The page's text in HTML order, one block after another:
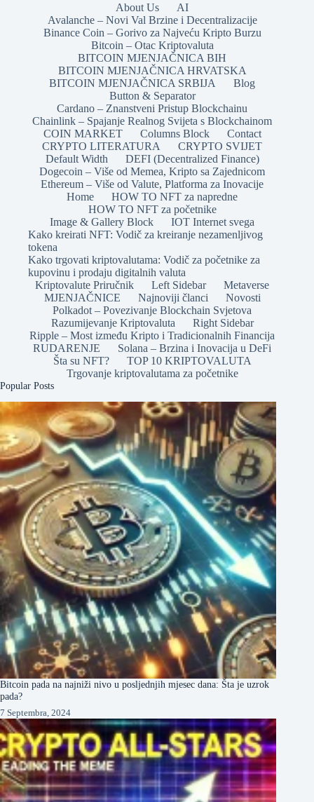
About Us
AI
Avalanche – Novi Val Brzine i Decentralizacije
Binance Coin – Gorivo za Najveću Kripto Burzu
Bitcoin – Otac Kriptovaluta
BITCOIN MJENJAČNICA BIH
BITCOIN MJENJAČNICA HRVATSKA
BITCOIN MJENJAČNICA SRBIJA
Blog
Button & Separator
Cardano – Znanstveni Pristup Blockchainu
Chainlink – Spajanje Realnog Svijeta s Blockchainom
COIN MARKET
Columns Block
Contact
CRYPTO LITERATURA
CRYPTO SVIJET
Default Width
DEFI (Decentralized Finance)
Dogecoin – Više od Memea, Kripto sa Zajednicom
Ethereum – Više od Valute, Platforma za Inovacije
Home
HOW TO NFT za napredne
HOW TO NFT za početnike
Image & Gallery Block
IOT Internet svega
Kako kreirati NFT: Vodič za kreiranje nezamenljivog
tokena
Kako trgovati kriptovalutama: Vodič za početnike za
kupovinu i prodaju digitalnih valuta
Kriptovalute Priručnik
Left Sidebar
Metaverse
MJENJAČNICE
Najnoviji članci
Novosti
Polkadot – Povezivanje Blockchain Svjetova
Razumijevanje Kriptovaluta
Right Sidebar
Ripple – Most između Kripto i Tradicionalnih Financija
RUDARENJE
Solana – Brzina i Inovacija u DeFi
Šta su NFT?
TOP 10 KRIPTOVALUTA
Trgovanje kriptovalutama za početnike
Popular Posts
Bitcoin pada na najniži nivo u posljednjih mjesec dana: Šta je uzrok
pada?
7 Septembra, 2024